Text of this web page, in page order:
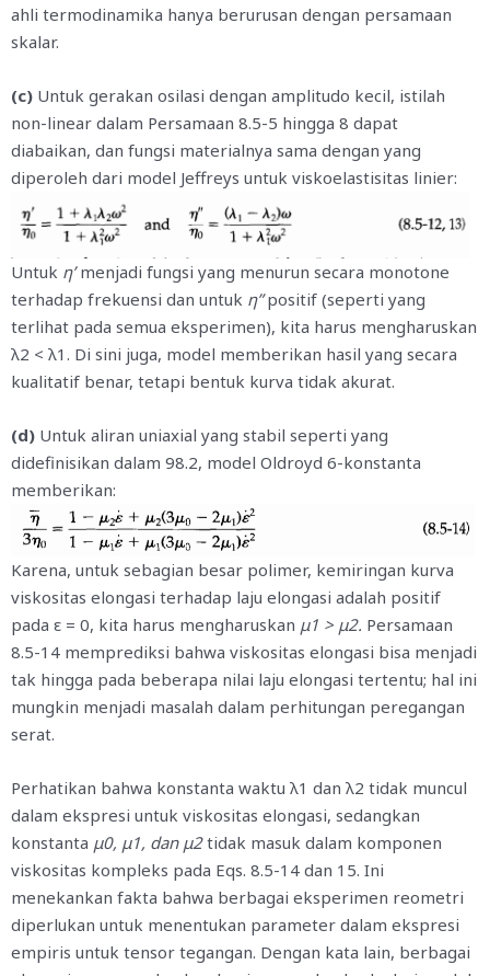
ahli termodinamika hanya berurusan dengan persamaan
skalar.
(c) Untuk gerakan osilasi dengan amplitudo kecil, istilah
non-linear dalam Persamaan 8.5-5 hingga 8 dapat
diabaikan, dan fungsi materialnya sama dengan yang
diperoleh dari model Jeffreys untuk viskoelastisitas linier:
Untuk η’menjadi fungsi yang menurun secara monotone
terhadap frekuensi dan untuk η”positif (seperti yang
terlihat pada semua eksperimen), kita harus mengharuskan
λ2 < λ1. Di sini juga, model memberikan hasil yang secara
kualitatif benar, tetapi bentuk kurva tidak akurat.
(d) Untuk aliran uniaxial yang stabil seperti yang
didefinisikan dalam 98.2, model Oldroyd 6-konstanta
memberikan:
Karena, untuk sebagian besar polimer, kemiringan kurva
viskositas elongasi terhadap laju elongasi adalah positif
pada ε = 0, kita harus mengharuskan μ1 > μ2. Persamaan
8.5-14 memprediksi bahwa viskositas elongasi bisa menjadi
tak hingga pada beberapa nilai laju elongasi tertentu; hal ini
mungkin menjadi masalah dalam perhitungan peregangan
serat.
Perhatikan bahwa konstanta waktu λ1 dan λ2 tidak muncul
dalam ekspresi untuk viskositas elongasi, sedangkan
konstanta μ0, μ1, dan μ2tidak masuk dalam komponen
viskositas kompleks pada Eqs. 8.5-14 dan 15. Ini
menekankan fakta bahwa berbagai eksperimen reometri
diperlukan untuk menentukan parameter dalam ekspresi
empiris untuk tensor tegangan. Dengan kata lain, berbagai